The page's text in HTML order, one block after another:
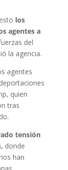
los
agentes a
del
la agencia.
agentes
quien
tras
tensión
donde
han